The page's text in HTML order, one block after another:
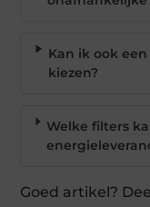
Kan ik ook
kiezen?
Welke filters
Goed artikel?